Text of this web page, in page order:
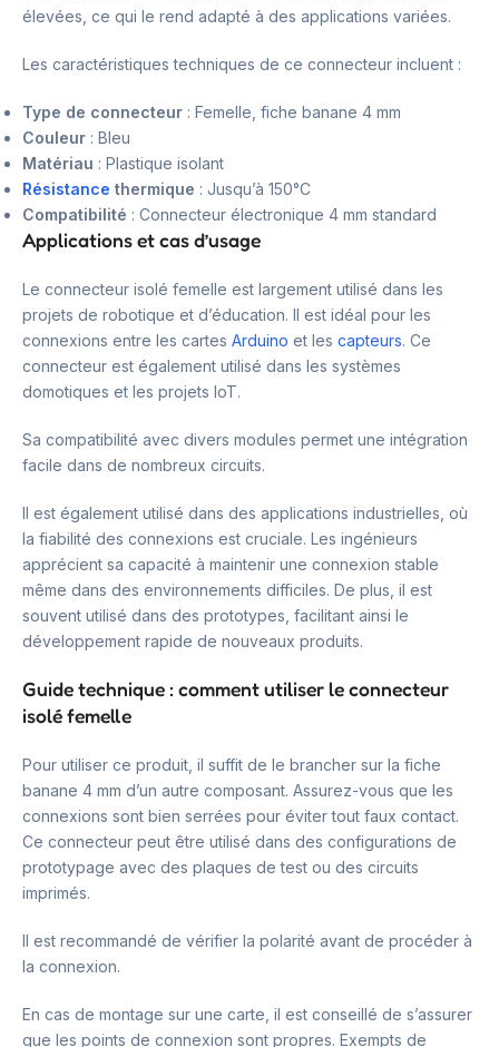
élevées, ce qui le rend adapté à des applications variées.
Les caractéristiques techniques de ce connecteur incluent :
Type de connecteur : Femelle, fiche banane 4 mm
Couleur : Bleu
Matériau : Plastique isolant
Résistance thermique : Jusqu’à 150°C
Compatibilité : Connecteur électronique 4 mm standard
Applications et cas d’usage
Le connecteur isolé femelle est largement utilisé dans les
projets de robotique et d’éducation. Il est idéal pour les
connexions entre les cartes Arduino et les capteurs. Ce
connecteur est également utilisé dans les systèmes
domotiques et les projets IoT.
Sa compatibilité avec divers modules permet une intégration
facile dans de nombreux circuits.
Il est également utilisé dans des applications industrielles, où
la fiabilité des connexions est cruciale. Les ingénieurs
apprécient sa capacité à maintenir une connexion stable
même dans des environnements difficiles. De plus, il est
souvent utilisé dans des prototypes, facilitant ainsi le
développement rapide de nouveaux produits.
Guide technique : comment utiliser le connecteur
isolé femelle
Pour utiliser ce produit, il suffit de le brancher sur la fiche
banane 4 mm d’un autre composant. Assurez-vous que les
connexions sont bien serrées pour éviter tout faux contact.
Ce connecteur peut être utilisé dans des configurations de
prototypage avec des plaques de test ou des circuits
imprimés.
Il est recommandé de vérifier la polarité avant de procéder à
la connexion.
En cas de montage sur une carte, il est conseillé de s’assurer
que les points de connexion sont propres. Exempts de